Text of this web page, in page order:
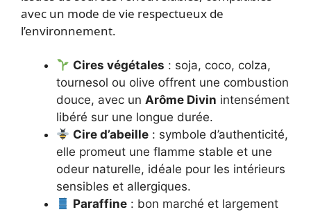
avec un mode de vie respectueux de
l’environnement.
Cires végétales : soja, coco, colza,
tournesol ou olive offrent une combustion
douce, avec un Arôme Divin intensément
libéré sur une longue durée.
Cire d’abeille : symbole d’authenticité,
elle promeut une flamme stable et une
odeur naturelle, idéale pour les intérieurs
sensibles et allergiques.
Paraffine : bon marché et largement